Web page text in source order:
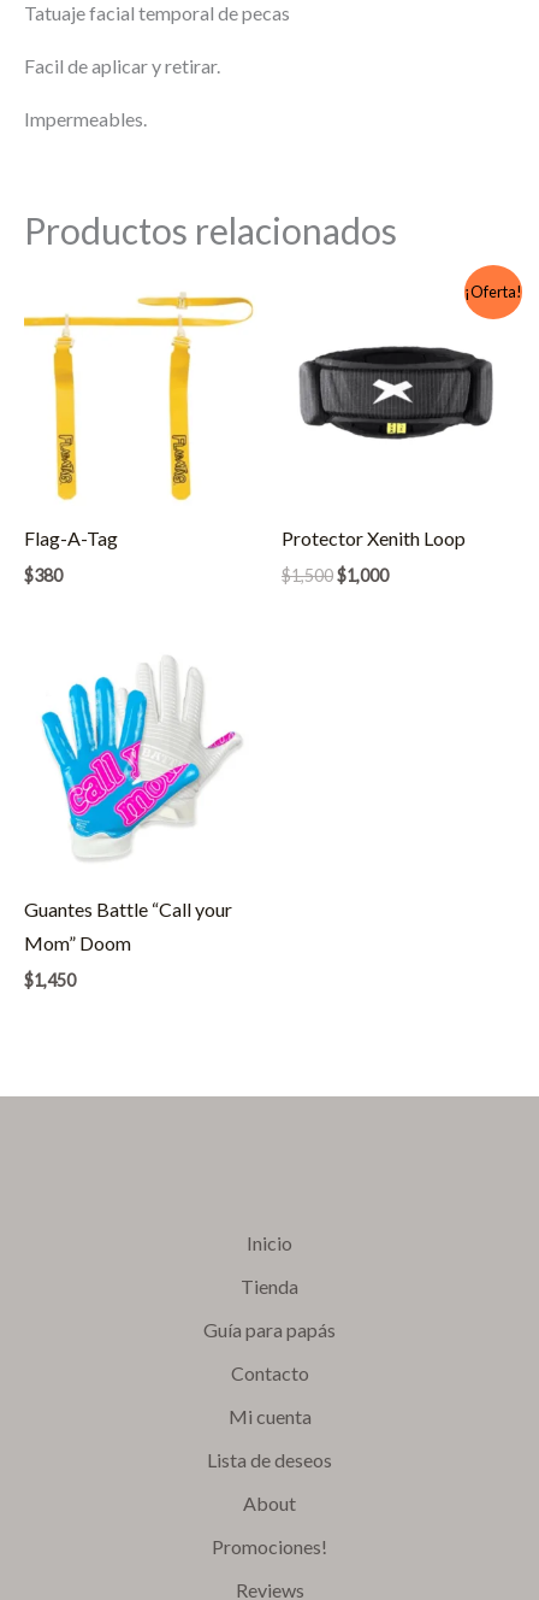
Tatuaje facial temporal de pecas
Facil de aplicar y retirar.
Impermeables.
Productos relacionados
Flag-A-Tag
$380
¡Oferta!
Protector Xenith Loop
$1,500El
$1,000El
Guantes Battle “Call your
Mom” Doom
$1,450
Inicio
Tienda
Guía para papás
Contacto
Mi cuenta
Lista de deseos
About
Promociones!
Reviews